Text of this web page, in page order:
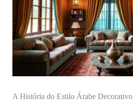
A História do Estilo Árabe Decorativo